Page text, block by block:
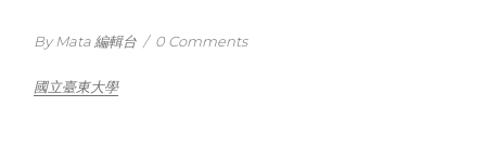
By Mata 編輯台 / 0 Comments
國立臺東大學